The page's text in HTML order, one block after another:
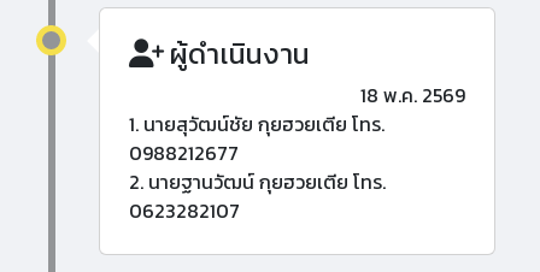
ผู้ดำเนินงาน
18 พ.ค. 2569
1. นายสุวัฒน์ชัย กุยฮวยเตีย โทร.
0988212677
2. นายฐานวัฒน์ กุยฮวยเตีย โทร.
0623282107